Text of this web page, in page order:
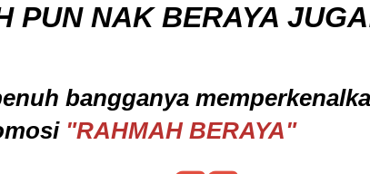
PUN NAK BERAYA
bangganya
"RAHMAH BERAYA"